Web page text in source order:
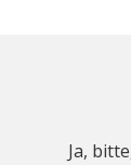
Ja,